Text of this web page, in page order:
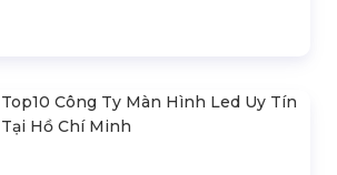
Top10 Công Ty Màn Hình Led Uy Tín
Tại Hồ Chí Minh